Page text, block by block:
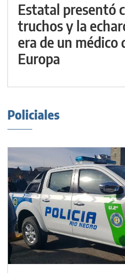
Estatal presentó
truchos y la
era de un médico
Europa
Policiales